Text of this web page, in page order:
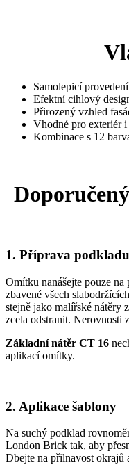
Samolepicí
Efektní cihlový
Přirozený vzhled
Vhodné pro exteriér
Kombinace s 12
1. Příprava podkladu
Omítku nanášejte pouze na
zbavené všech
stejně jako malířské nátěry
zcela odstranit. Nerovnosti
Základní nátěr CT 16
aplikací omítky.
2. Aplikace šablony
Na suchý podklad
London Brick tak, aby
Dbejte na přilnavost okrajů